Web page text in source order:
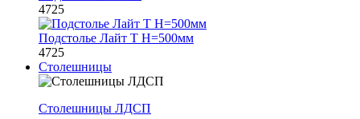
4725
Подстолье Лайт Т H=500мм
4725
Столешницы
Столешницы ЛДСП